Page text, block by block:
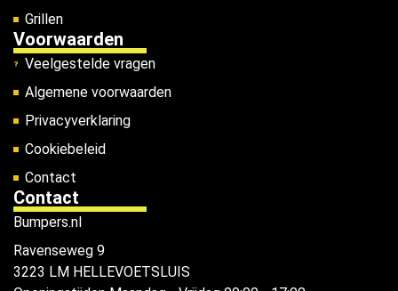
Grillen
Voorwaarden
Veelgestelde vragen
Algemene voorwaarden
Privacyverklaring
Cookiebeleid
Contact
Contact
Bumpers.nl
Ravenseweg 9
3223 LM HELLEVOETSLUIS